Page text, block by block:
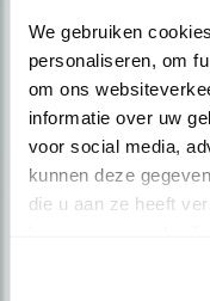
We gebruiken
personaliseren, om
om ons
informatie over uw
voor social media,
kunnen deze
die u aan ze heeft
Op de hoogte
Meld je aan en
over vogels en
AANMELDEN